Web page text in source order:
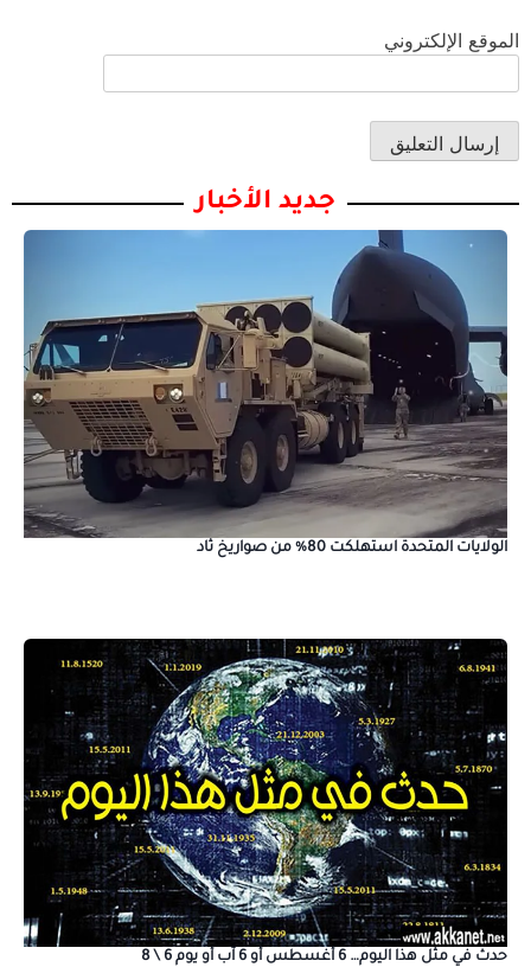
الموقع الإلكتروني
جديد الأخبار
الولايات المتحدة استهلكت 80% من صواريخ ثاد
حدث في مثل هذا اليوم… 6 أغسطس أو 6 آب أو يوم 6 \ 8